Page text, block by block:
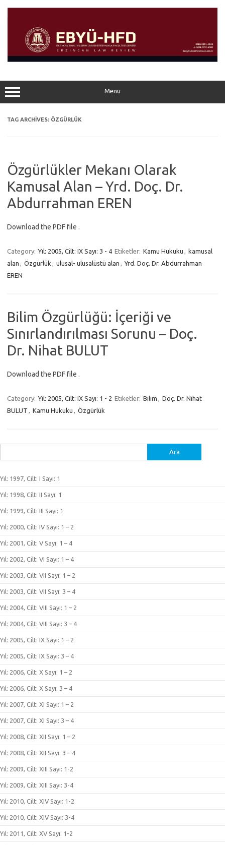
content
Menu
TAG ARCHIVES: ÖZGÜRLÜK
Özgürlükler Mekanı Olarak
Kamusal Alan – Yrd. Doç. Dr.
Abdurrahman EREN
Download the PDF file .
Category: Yıl: 2005, Cilt: IX Sayı: 3 - 4 Etiketler: Kamu Hukuku
kamusal
alan
Özgürlük ulusal- ulusalüstü alan
Yrd. Doç. Dr. Abdurrahman
EREN
Bilim Özgürlüğü: İçeriği ve
Sınırlandırılması Sorunu – Doç.
Dr. Nihat BULUT
Download the PDF file .
Category: Yıl: 2005, Cilt: IX Sayı: 1 - 2 Etiketler: Bilim
Doç. Dr. Nihat
BULUT
Kamu Hukuku Özgürlük
Yıl: 1997, Cilt: I Sayı: 1
Yıl: 1998, Cilt: II Sayı: 1
Yıl: 1999, Cilt: III Sayı: 1
Yıl: 2000, Cilt: IV Sayı: 1 – 2
Yıl: 2001, Cilt: V Sayı: 1 – 4
Yıl: 2002, Cilt: VI Sayı: 1 – 4
Yıl: 2003, Cilt: VII Sayı: 1 – 2
Yıl: 2003, Cilt: VII Sayı: 3 – 4
Yıl: 2004, Cilt: VIII Sayı: 1 – 2
Yıl: 2004, Cilt: VIII Sayı: 3 – 4
Yıl: 2005, Cilt: IX Sayı: 1 – 2
Yıl: 2005, Cilt: IX Sayı: 3 – 4
Yıl: 2006, Cilt: X Sayı: 1 – 2
Yıl: 2006, Cilt: X Sayı: 3 – 4
Yıl: 2007, Cilt: XI Sayı: 1 – 2
Yıl: 2007, Cilt: XI Sayı: 3 – 4
Yıl: 2008, Cilt: XII Sayı: 1 – 2
Yıl: 2008, Cilt: XII Sayı: 3 – 4
Yıl: 2009, Cilt: XIII Sayı: 1-2
Yıl: 2009, Cilt: XIII Sayı: 3-4
Yıl: 2010, Cilt: XIV Sayı: 1-2
Yıl: 2010, Cilt: XIV Sayı: 3-4
Yıl: 2011, Cilt: XV Sayı: 1-2